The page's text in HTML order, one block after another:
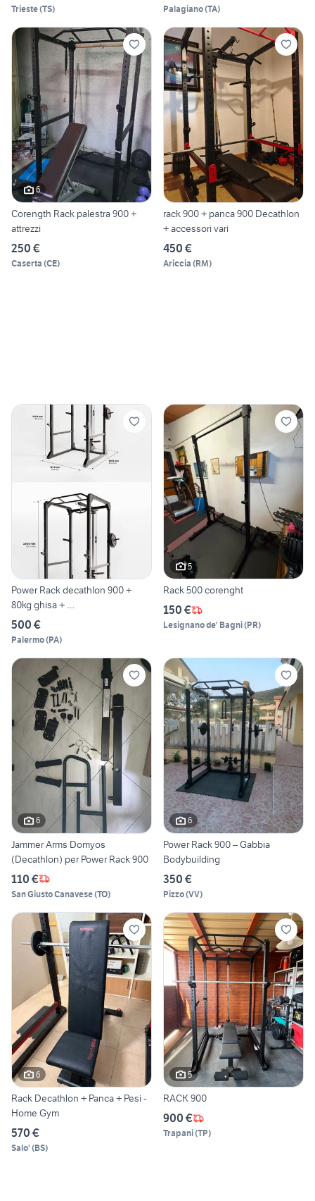
Trieste(TS) Palagiano(TA)
6
Corength Rack palestra 900 +
attrezzi
250 €
Caserta (CE)
rack 900 + panca 900 Decathlon
+ accessori vari
450 €
Ariccia (RM)
Power Rack decathlon 900 +
80kg ghisa + …
500 €
Palermo(PA)
5
Rack 500 corenght
150 €
Lesignano de' Bagni(PR)
6
Jammer Arms Domyos
(Decathlon) per Power Rack 900
110 €
San Giusto Canavese(TO)
6
Power Rack 900 – Gabbia
Bodybuilding
350 €
Pizzo(VV)
6
Rack Decathlon + Panca + Pesi -
Home Gym
570 €
Salo' (BS)
5
RACK 900
900 €
Trapani(TP)